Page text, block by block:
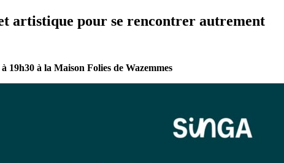
artistique pour se rencontrer autrement
19h30 à la Maison Folies de Wazemmes